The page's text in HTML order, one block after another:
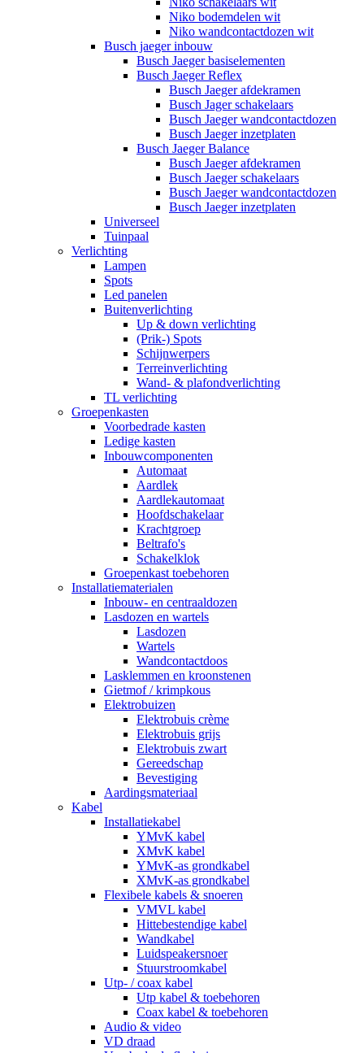
Niko bodemdelen wit
Niko wandcontactdozen wit
Busch jaeger inbouw
Busch Jaeger basiselementen
Busch Jaeger Reflex
Busch Jaeger afdekramen
Busch Jager schakelaars
Busch Jaeger wandcontactdozen
Busch Jaeger inzetplaten
Busch Jaeger Balance
Busch Jaeger afdekramen
Busch Jaeger schakelaars
Busch Jaeger wandcontactdozen
Busch Jaeger inzetplaten
Universeel
Tuinpaal
Verlichting
Lampen
Spots
Led panelen
Buitenverlichting
Up & down verlichting
(Prik-) Spots
Schijnwerpers
Terreinverlichting
Wand- & plafondverlichting
TL verlichting
Groepenkasten
Voorbedrade kasten
Ledige kasten
Inbouwcomponenten
Automaat
Aardlek
Aardlekautomaat
Hoofdschakelaar
Krachtgroep
Beltrafo's
Schakelklok
Groepenkast toebehoren
Installatiematerialen
Inbouw- en centraaldozen
Lasdozen en wartels
Lasdozen
Wartels
Wandcontactdoos
Lasklemmen en kroonstenen
Gietmof / krimpkous
Elektrobuizen
Elektrobuis crème
Elektrobuis grijs
Elektrobuis zwart
Gereedschap
Bevestiging
Aardingsmateriaal
Kabel
Installatiekabel
YMvK kabel
XMvK kabel
YMvK-as grondkabel
XMvK-as grondkabel
Flexibele kabels & snoeren
VMVL kabel
Hittebestendige kabel
Wandkabel
Luidspeakersnoer
Stuurstroomkabel
Utp- / coax kabel
Utp kabel & toebehoren
Coax kabel & toebehoren
Audio & video
VD draad